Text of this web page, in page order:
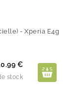
- Xperia E4g
Prix
€
stock